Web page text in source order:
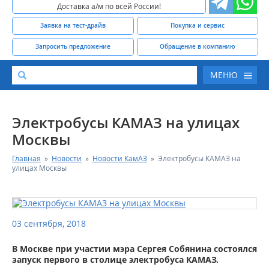
Доставка а/м по всей России!
Заявка на тест-драйв Покупка и сервис
Запросить предложение Обращение в компанию
МЕНЮ
КАТАЛОГ АВТОТЕХНИКИ
ЗАПАСНЫЕ ЧАСТИ
Электробусы КАМАЗ на улицах
Москвы
Главная » Новости » Новости КамАЗ » Электробусы КАМАЗ на
улицах Москвы
03 сентября, 2018
В Москве при участии мэра Сергея Собянина состоялся
запуск первого в столице электробуса КАМАЗ.